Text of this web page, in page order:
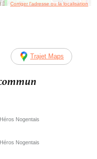
Corriger l’adresse ou la localisation
Trajet Maps
Nogentais
Nogentais